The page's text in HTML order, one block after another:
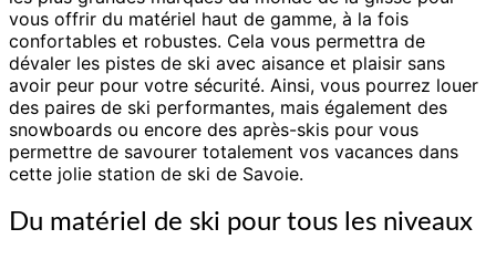
vous offrir du matériel haut de gamme, à la fois
confortables et robustes. Cela vous permettra de
dévaler les pistes de ski avec aisance et plaisir sans
avoir peur pour votre sécurité. Ainsi, vous pourrez louer
des paires de ski performantes, mais également des
snowboards ou encore des après-skis pour vous
permettre de savourer totalement vos vacances dans
cette jolie station de ski de Savoie.
Du matériel de ski pour tous les niveaux